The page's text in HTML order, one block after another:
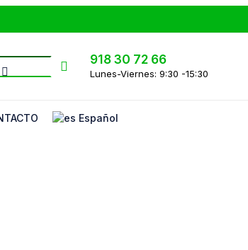
918 30 72 66
Lunes-Viernes: 9:30 -15:30
Español